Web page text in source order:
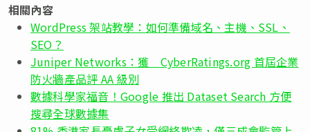
相關內容
WordPress 架站教學：如何準備域名、主機、SSL、
SEO？
Juniper Networks：獲 CyberRatings.org 首屆企業
防火牆產品評 AA 級別
數據科學家福音！Google 推出 Dataset Search 方便
搜尋全球數據集